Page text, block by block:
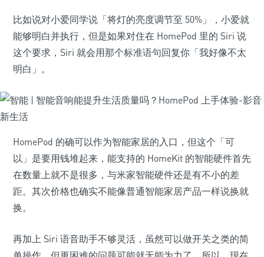
比如说对小爱同学说「将灯的亮度调节至 50%」，小爱就
能够明白并执行，但是如果对住在 HomePod 里的 Siri 说
这个要求，Siri 就会用那个标准语句回复你「我好像不太
明白」。
HomePod 的确可以作为智能家居的入口，但这个「可
以」是要用钱堆起来，能支持的 HomeKit 的智能硬件首先
在数量上就不是很多，与米家智能硬件还是有不小的差
距。其次价格也确实不能像普通智能家居产品一样说换就
换。
再加上 Siri 语音助手不够灵活，虽然可以做开关之类的简